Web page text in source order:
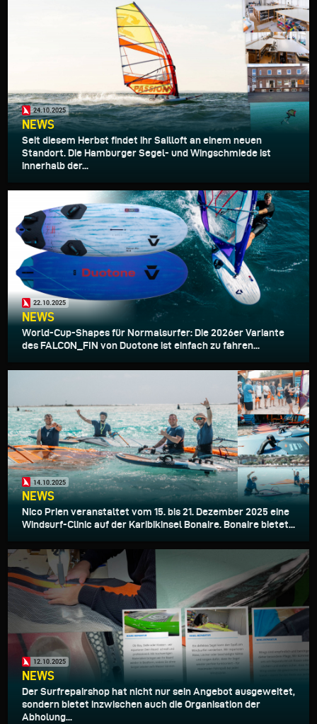
24.10.2025
NEWS
Seit diesem Herbst findet ihr Sailloft an einem neuen
Standort. Die Hamburger Segel- und Wingschmiede ist
innerhalb der...
22.10.2025
NEWS
World-Cup-Shapes für Normalsurfer: Die 2026er Variante
des FALCON_FIN von Duotone ist einfach zu fahren...
14.10.2025
NEWS
Nico Prien veranstaltet vom 15. bis 21. Dezember 2025 eine
Windsurf-Clinic auf der Karibikinsel Bonaire. Bonaire bietet...
12.10.2025
NEWS
Der Surfrepairshop hat nicht nur sein Angebot ausgeweitet,
sondern bietet inzwischen auch die Organisation der
Abholung...